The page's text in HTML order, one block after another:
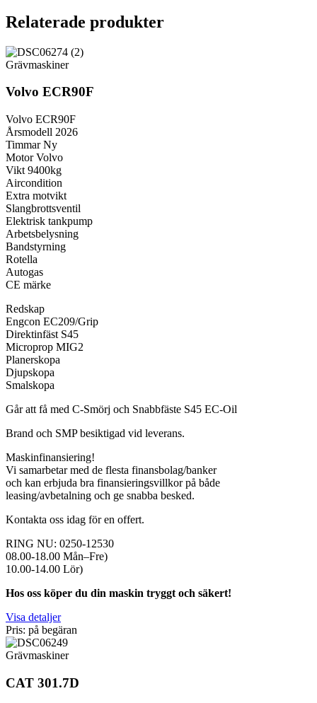
Relaterade produkter
Grävmaskiner
Volvo ECR90F
Volvo ECR90F
Årsmodell 2026
Timmar Ny
Motor Volvo
Vikt 9400kg
Aircondition
Extra motvikt
Slangbrottsventil
Elektrisk tankpump
Arbetsbelysning
Bandstyrning
Rotella
Autogas
CE märke
Redskap
Engcon EC209/Grip
Direktinfäst S45
Microprop MIG2
Planerskopa
Djupskopa
Smalskopa
Går att få med C-Smörj och Snabbfäste S45 EC-Oil
Brand och SMP besiktigad vid leverans.
Maskinfinansiering!
Vi samarbetar med de flesta finansbolag/banker
och kan erbjuda bra finansieringsvillkor på både
leasing/avbetalning och ge snabba besked.
Kontakta oss idag för en offert.
RING NU: 0250-12530
08.00-18.00 Mån–Fre)
10.00-14.00 Lör)
Hos oss köper du din maskin tryggt och säkert!
Visa detaljer
Pris: på begäran
Grävmaskiner
CAT 301.7D